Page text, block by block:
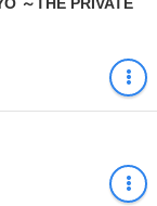
～THE PRIVATE